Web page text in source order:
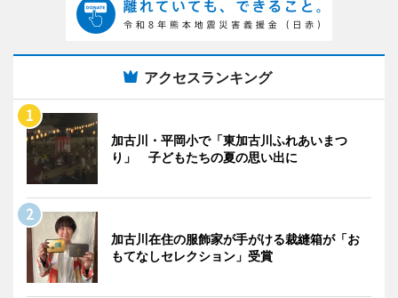
アクセスランキング
加古川・平岡小で「東加古川ふれあいまつ
り」 子どもたちの夏の思い出に
加古川在住の服飾家が手がける裁縫箱が「お
もてなしセレクション」受賞